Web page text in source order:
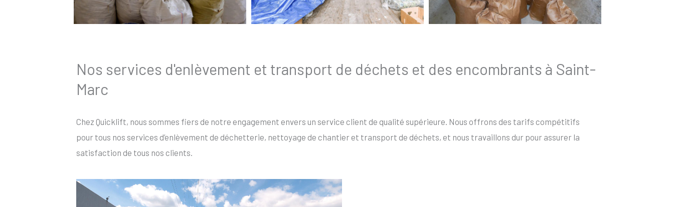
Nos services d'enlèvement et transport de déchets et des encombrants à Saint-
Marc
Chez Quicklift, nous sommes fiers de notre engagement envers un service client de qualité supérieure. Nous offrons des tarifs compétitifs
pour tous nos services d’enlèvement de déchetterie, nettoyage de chantier et transport de déchets, et nous travaillons dur pour assurer la
satisfaction de tous nos clients.